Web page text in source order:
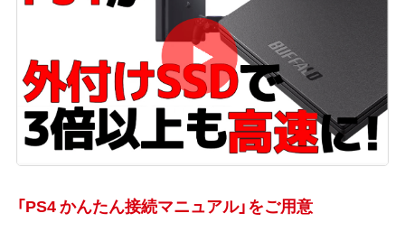
「PS4 かんたん接続マニュアル」をご用意